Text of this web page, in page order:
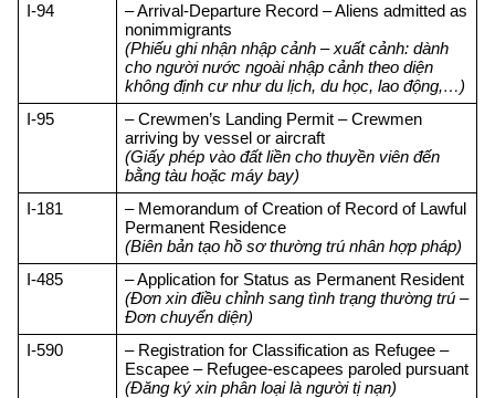
I-94
– Arrival-Departure Record – Aliens admitted as
nonimmigrants
(Phiếu ghi nhận nhập cảnh – xuất cảnh: dành
cho người nước ngoài nhập cảnh theo diện
không định cư như du lịch, du học, lao động,…)
I-95
– Crewmen’s Landing Permit – Crewmen
arriving by vessel or aircraft
(Giấy phép vào đất liền cho thuyền viên đến
bằng tàu hoặc máy bay)
I-181
– Memorandum of Creation of Record of Lawful
Permanent Residence
(Biên bản tạo hồ sơ thường trú nhân hợp pháp)
I-485
– Application for Status as Permanent Resident
(Đơn xin điều chỉnh sang tình trạng thường trú –
Đơn chuyển diện)
I-590
– Registration for Classification as Refugee
–
Escapee – Refugee-escapees paroled pursuant
(Đăng ký xin phân loại là người tị nạn)